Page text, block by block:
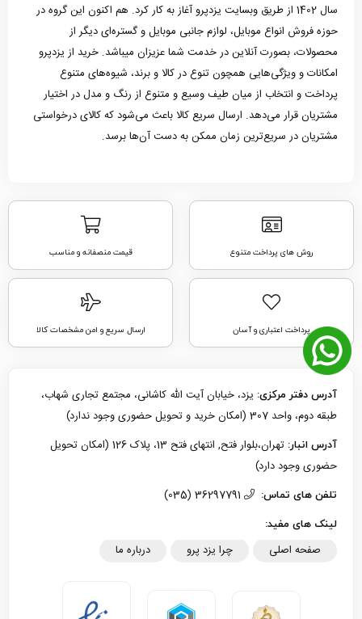
سال 1402 از طریق وبسایت یزدپرو آغاز به کار کرد. هم اکنون این گروه در
حوزه فروش انواع موبایل، لوازم جانبی موبایل و گستره‌ای دیگر از
محصولات، بصورت آنلاین در خدمت شما عزیزان میباشد. خرید از یزدپرو
امکانات و ویژگی‌هایی همچون تنوع در کالا و برند، شیوه‌های متنوع
پرداخت و انتخاب از میان طیف وسیع و متنوع از رنگ و مدل در اختیار
مشتریان قرار می‌دهد. ارسال سریع کالا باعث می‌شود که کالای درخواستی
مشتریان در سریع‌ترین زمان ممکن به دست آن‌ها برسد.
روش های پرداخت متنوع قیمت منصفانه و مناسب
پرداخت اعتباری و آسان ارسال سریع و امن مشخصات کالا
آدرس دفتر مرکزی: یزد، خیابان آیت الله کاشانی، مجتمع تجاری شهاب،
طبقه دوم، واحد 307 (امکان خرید و تحویل حضوری وجود ندارد)
آدرس انبار:
تهران،بلوار فتح, انتهای فتح 13، پلاک 126 (امکان تحویل
حضوری وجود دارد)
تلفن های تماس:
لینک های مفید:
صفحه اصلی چرا یزد پرو درباره ما